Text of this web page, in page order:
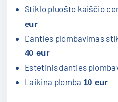
Stiklo pluošto kaiščio
eur
Danties plombavimas
40 eur
Estetinis danties
Laikina plomba 10 eur